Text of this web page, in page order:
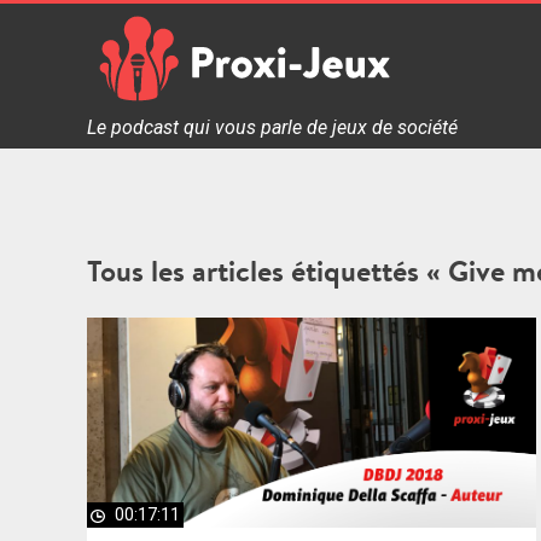
Proxi Jeux - Le podcast qui vous parle de jeux de
Le podcast qui vous parle de jeux de société
Tous les articles étiquettés « Give
00:17:11